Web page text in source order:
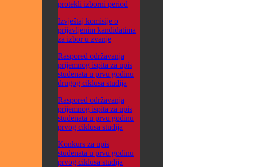
protekli izborni period
Izvještaj komisije o
prijavljenim kandidatima
za izbor u zvanje
Raspored održavanja
prijemnog ispita za upis
studenata u prvu godinu
drugog ciklusa studija
Raspored održavanja
prijemnog ispita za upis
studenata u prvu godinu
prvog ciklusa studija
Konkurs za upis
studenata u prvu godinu
prvog ciklusa studija